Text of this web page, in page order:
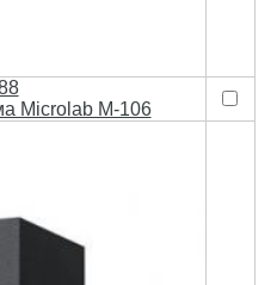
Microlab M-106